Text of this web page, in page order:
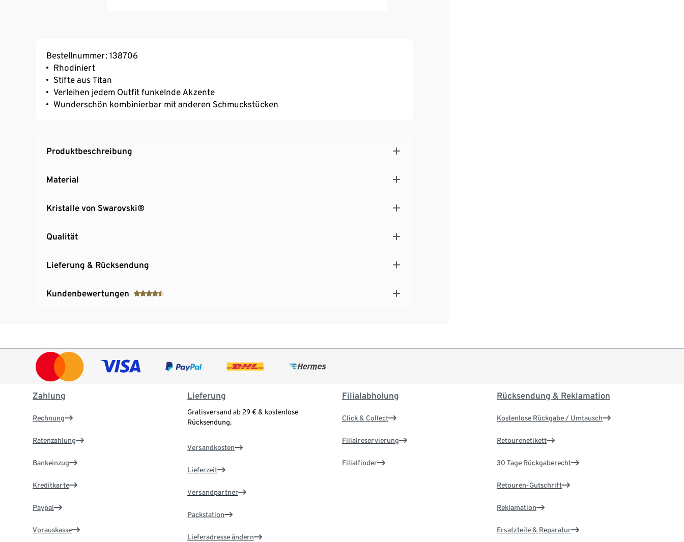
Bestellnummer: 138706
Rhodiniert
Stifte aus Titan
Verleihen jedem Outfit funkelnde Akzente
Wunderschön kombinierbar mit anderen Schmuckstücken
Produktbeschreibung
Material
Kristalle von Swarovski®
Qualität
Lieferung & Rücksendung
Kundenbewertungen
Zahlung
Rechnung
Ratenzahlung
Bankeinzug
Kreditkarte
Paypal
Vorauskasse
Lieferung
Gratisversand ab 29 € & kostenlose
Rücksendung.
Versandkosten
Lieferzeit
Versandpartner
Packstation
Lieferadresse ändern
Filialabholung
Click & Collect
Filialreservierung
Filialfinder
Rücksendung & Reklamation
Kostenlose Rückgabe / Umtausch
Retourenetikett
30 Tage Rückgaberecht
Retouren-Gutschrift
Reklamation
Ersatzteile & Reparatur